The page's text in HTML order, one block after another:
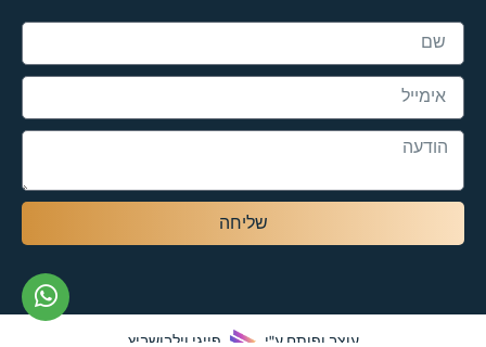
שליחה
עוצב ופותח ע"י פייגי וילבושביץ